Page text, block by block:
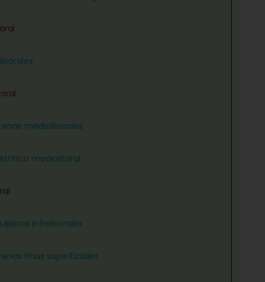
mediolitorales
mediolitoral
infralitorales
finas superficiales